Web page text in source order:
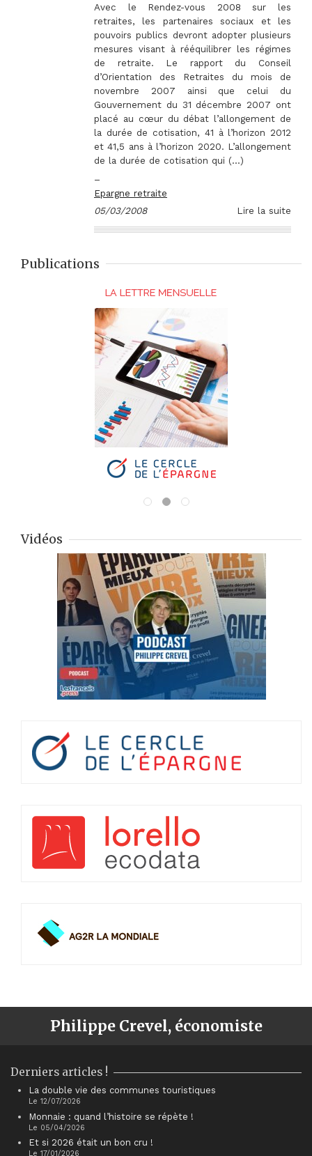
Avec le Rendez-vous 2008 sur les
retraites, les partenaires sociaux et les
pouvoirs publics devront adopter plusieurs
mesures visant à rééquilibrer les régimes
de retraite. Le rapport du Conseil
d’Orientation des Retraites du mois de
novembre 2007 ainsi que celui du
Gouvernement du 31 décembre 2007 ont
placé au cœur du débat l’allongement de
la durée de cotisation, 41 à l’horizon 2012
et 41,5 ans à l’horizon 2020. L’allongement
de la durée de cotisation qui (…)
–
Epargne retraite
05/03/2008
Lire la suite
Publications
Vidéos
Philippe Crevel, économiste
Derniers articles !
La double vie des communes touristiques
Le 12/07/2026
Monnaie : quand l’histoire se répète !
Le 05/04/2026
Et si 2026 était un bon cru !
Le 17/01/2026